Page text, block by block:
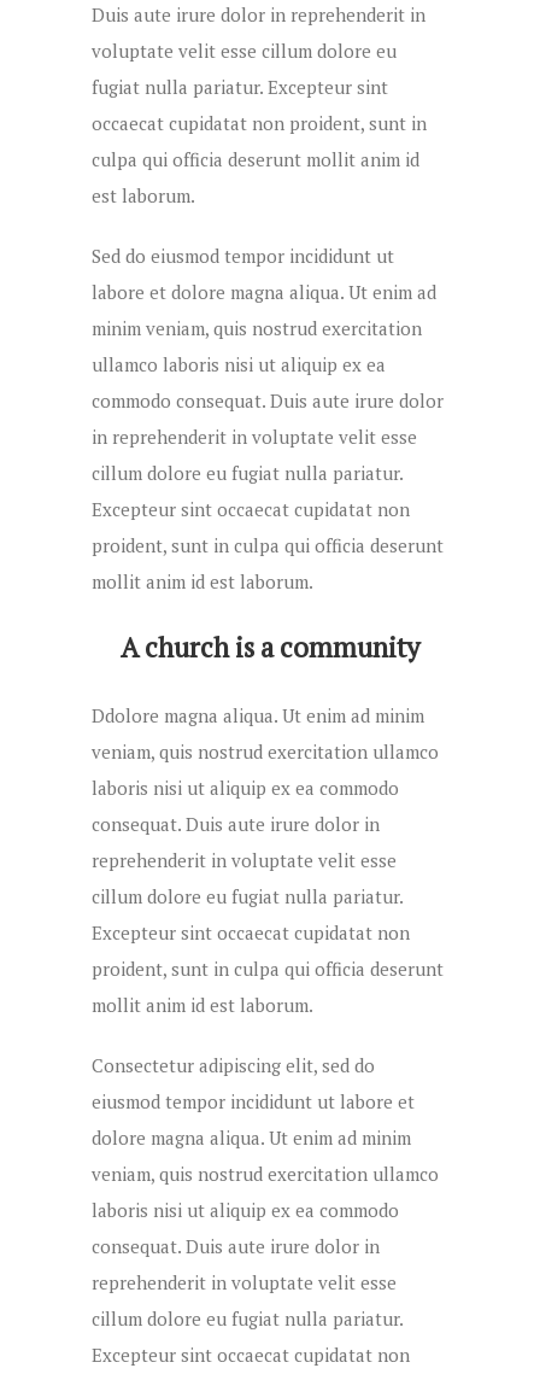
Duis aute irure dolor in reprehenderit in
voluptate velit esse cillum dolore eu
fugiat nulla pariatur. Excepteur sint
occaecat cupidatat non proident, sunt in
culpa qui officia deserunt mollit anim id
est laborum.
Sed do eiusmod tempor incididunt ut
labore et dolore magna aliqua. Ut enim ad
minim veniam, quis nostrud exercitation
ullamco laboris nisi ut aliquip ex ea
commodo consequat. Duis aute irure dolor
in reprehenderit in voluptate velit esse
cillum dolore eu fugiat nulla pariatur.
Excepteur sint occaecat cupidatat non
proident, sunt in culpa qui officia deserunt
mollit anim id est laborum.
A church is a community
Ddolore magna aliqua. Ut enim ad minim
veniam, quis nostrud exercitation ullamco
laboris nisi ut aliquip ex ea commodo
consequat. Duis aute irure dolor in
reprehenderit in voluptate velit esse
cillum dolore eu fugiat nulla pariatur.
Excepteur sint occaecat cupidatat non
proident, sunt in culpa qui officia deserunt
mollit anim id est laborum.
Consectetur adipiscing elit, sed do
eiusmod tempor incididunt ut labore et
dolore magna aliqua. Ut enim ad minim
veniam, quis nostrud exercitation ullamco
laboris nisi ut aliquip ex ea commodo
consequat. Duis aute irure dolor in
reprehenderit in voluptate velit esse
cillum dolore eu fugiat nulla pariatur.
Excepteur sint occaecat cupidatat non